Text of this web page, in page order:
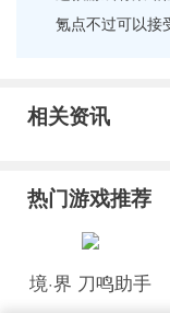
氪点不过可以接
相关资讯
热门游戏推荐
境·界 刀鸣助手